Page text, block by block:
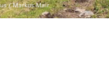
/ Markus Mair